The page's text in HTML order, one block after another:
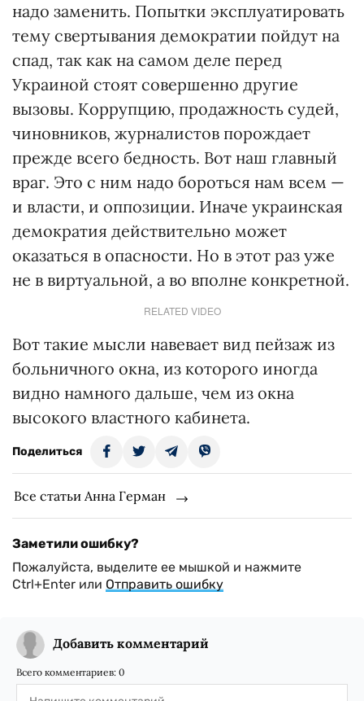
надо заменить. Попытки эксплуатировать
тему свертывания демократии пойдут на
спад, так как на самом деле перед
Украиной стоят совершенно другие
вызовы. Коррупцию, продажность судей,
чиновников, журналистов порождает
прежде всего бедность. Вот наш главный
враг. Это с ним надо бороться нам всем —
и власти, и оппозиции. Иначе украинская
демократия действительно может
оказаться в опасности. Но в этот раз уже
не в виртуальной, а во вполне конкретной.
RELATED VIDEO
Вот такие мысли навевает вид пейзаж из
больничного окна, из которого иногда
видно намного дальше, чем из окна
высокого властного кабинета.
Поделиться
Все статьи Анна Герман
Заметили ошибку?
Пожалуйста, выделите ее мышкой и нажмите
Ctrl+Enter или Отправить ошибку
Добавить комментарий
Всего комментариев: 0